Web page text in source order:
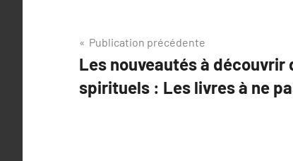
Navigation
de
l’article
Publication précédente
Les nouveautés à
spirituels : Les livres à ne